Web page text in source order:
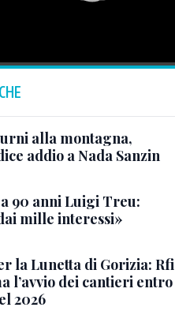
alla montagna,
addio a Nada Sanzin
90 anni Luigi Treu:
mille interessi»
la Lunetta di Gorizia: Rfi
l’avvio dei cantieri entro
2026